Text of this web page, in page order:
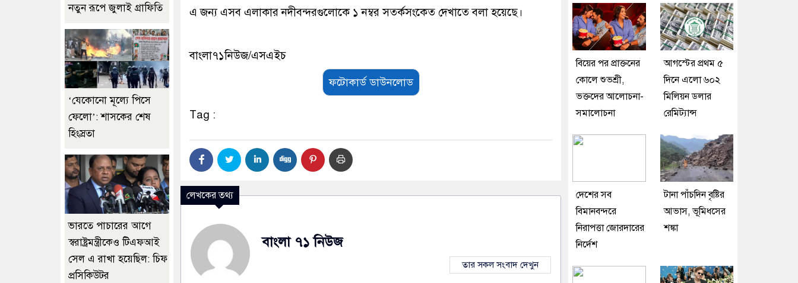
এ জন্য এসব এলাকার নদীবন্দরগুলোকে ১ নম্বর সতর্কসংকেত দেখাতে বলা হয়েছে।
বাংলা৭১নিউজ/এসএইচ
ফটোকার্ড ডাউনলোড
Tag :
লেখকের তথ্য
বাংলা ৭১ নিউজ
তার সকল সংবাদ দেখুন
নতুন রূপে জুলাই গ্রাফিতি
‘যেকোনো মূল্যে পিসে
ফেলো’: শাসকের শেষ
হিংস্রতা
ভারতে পাচারের আগে
স্বরাষ্ট্রমন্ত্রীকেও টিএফআই
সেল এ রাখা হয়েছিল: চিফ
প্রসিকিউটর
বিয়ের পর প্রাক্তনের
কোলে শুভশ্রী,
ভক্তদের আলোচনা-
সমালোচনা
আগস্টের প্রথম ৫
দিনে এলো ৬০২
মিলিয়ন ডলার
রেমিট্যান্স
দেশের সব
বিমানবন্দরে
নিরাপত্তা জোরদারের
নির্দেশ
টানা পাঁচদিন বৃষ্টির
আভাস, ভূমিধসের
শঙ্কা